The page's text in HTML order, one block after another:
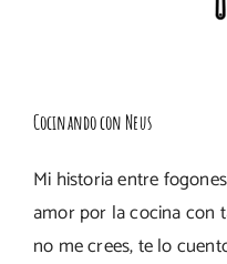
Cocinando con Neus
Mi historia entre
amor por la cocina con
no me crees, te lo